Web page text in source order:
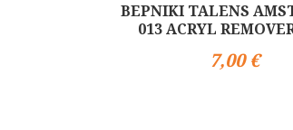
ΒΕΡΝΙΚΙ TALENS
013 ACRYL
7,00 €